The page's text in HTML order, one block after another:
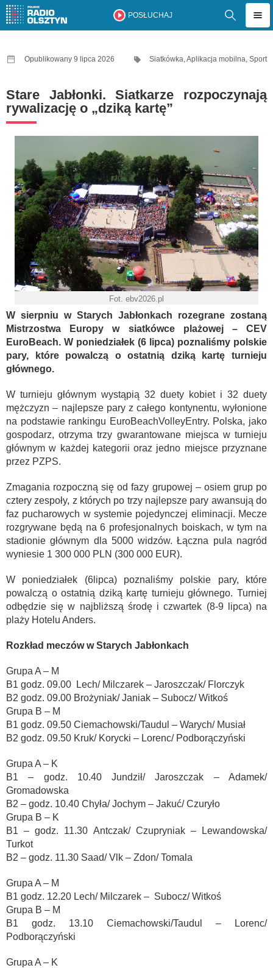
POSŁUCHAJ
Opublikowany 9 lipca 2026 Siatkówka,Aplikacja mobilna, Sport
Stare Jabłonki. Siatkarze rozpoczynają
rywalizację o „dziką kartę”
Fot. ebv2026.pl
W sierpniu w Starych Jabłonkach rozegrane zostaną
Mistrzostwa Europy w siatkówce plażowej – CEV
EuroBeach. W poniedziałek (6 lipca) poznaliśmy polskie
pary, które powalczą o ostatnią dziką kartę turnieju
głównego.
W turnieju głównym wystąpią 32 duety kobiet i 32 duety
mężczyzn – najlepsze pary z całego kontynentu, wyłonione
na podstawie rankingu EuroBeachVolleyEntry. Polska, jako
gospodarz, otrzyma trzy gwarantowane miejsca w turnieju
głównym w każdej kategorii oraz jedno miejsce przyznane
przez PZPS.
Zmagania rozpoczną się od fazy grupowej – osiem grup po
cztery zespoły, z których po trzy najlepsze pary awansują do
faz pucharowych w systemie pojedynczej eliminacji. Mecze
rozgrywane będą na 6 profesjonalnych boiskach, w tym na
stadionie głównym dla 5000 widzów. Łączna pula nagród
wyniesie 1 300 000 PLN (300 000 EUR).
W poniedziałek (6lipca) poznaliśmy polskie pary, które
powalczą o ostatnią dziką kartę turnieju głównego. Turniej
odbędzie się w najbliższą środę i czwartek (8-9 lipca) na
plaży Hotelu Anders.
Rozkład meczów w Starych Jabłonkach
Grupa A – M
B1 godz. 09.00 Lech/ Milczarek – Jaroszczak/ Florczyk
B2 godz. 09.00 Brożyniak/ Janiak – Subocz/ Witkoś
Grupa B – M
B1 godz. 09.50 Ciemachowski/Taudul – Warych/ Musiał
B2 godz. 09.50 Kruk/ Korycki – Lorenc/ Podborączyński
Grupa A – K
B1 – godz. 10.40 Jundził/ Jaroszczak – Adamek/
Gromadowska
B2 – godz. 10.40 Chyła/ Jochym – Jakuć/ Czuryło
Grupa B – K
B1 – godz. 11.30 Antczak/ Czupryniak – Lewandowska/
Turkot
B2 – godz. 11.30 Saad/ Vlk – Zdon/ Tomala
Grupa A – M
B1 godz. 12.20 Lech/ Milczarek – Subocz/ Witkoś
Grupa B – M
B1 godz. 13.10 Ciemachowski/Taudul – Lorenc/
Podborączyński
Grupa A – K